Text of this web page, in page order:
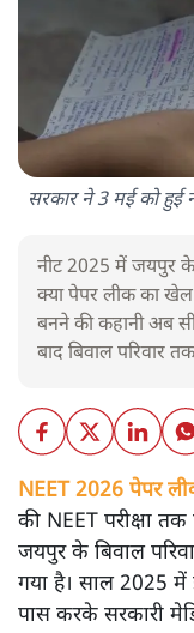
सरकार ने 3 मई को हुई
नीट 2025 में जयपुर के
क्या पेपर लीक का खेल
बनने की कहानी अब
बाद बिवाल परिवार
NEET 2026 पेपर
की NEET परीक्षा
जयपुर के बिवाल
गया है। साल 2025 में
पास करके सरकारी